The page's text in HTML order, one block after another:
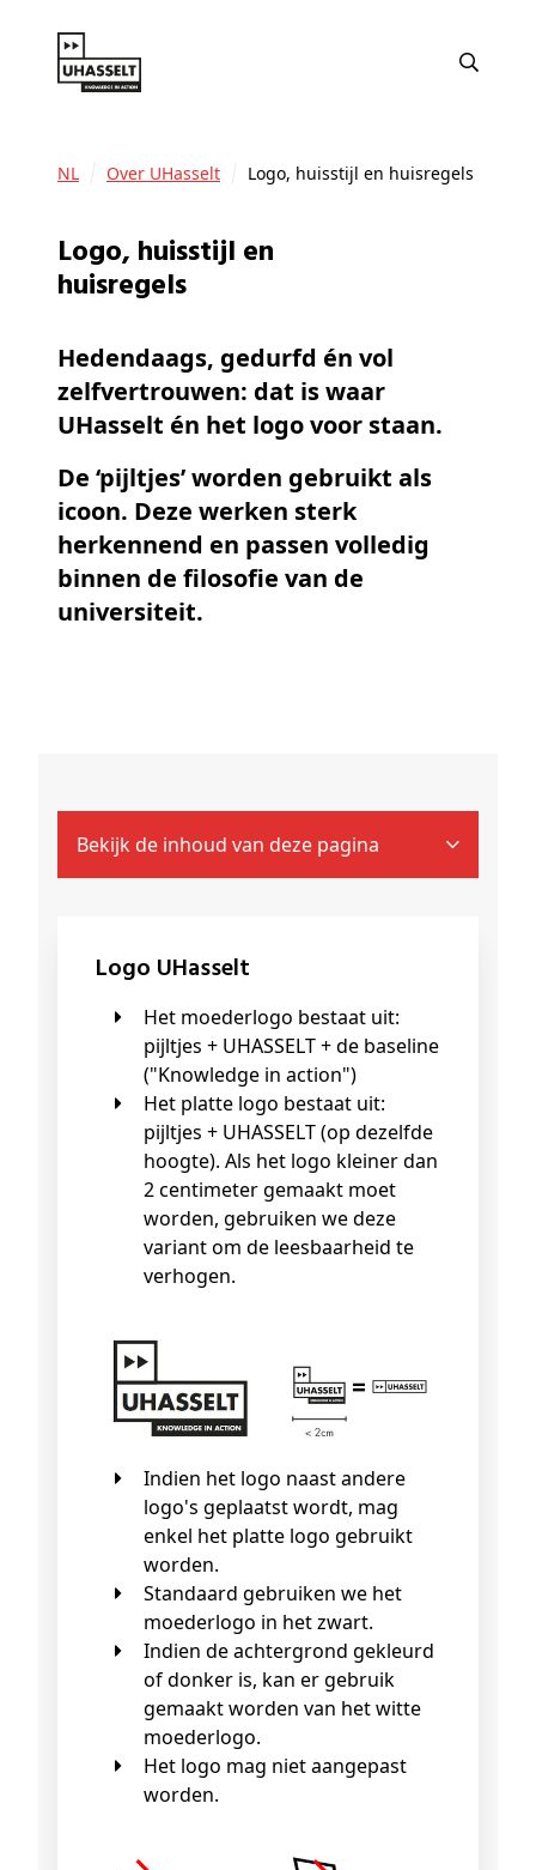
NL Over UHasselt Logo, huisstijl en huisregels
Logo, huisstijl en
huisregels
Hedendaags, gedurfd én vol
zelfvertrouwen: dat is waar
UHasselt én het logo voor staan.
De ‘pijltjes’ worden gebruikt als
icoon. Deze werken sterk
herkennend en passen volledig
binnen de filosofie van de
universiteit.
Bekijk de inhoud van deze pagina
Logo UHasselt
Het moederlogo bestaat uit:
pijltjes + UHASSELT + de baseline
("Knowledge in action")
Het platte logo bestaat uit:
pijltjes + UHASSELT (op dezelfde
hoogte). Als het logo kleiner dan
2 centimeter gemaakt moet
worden, gebruiken we deze
variant om de leesbaarheid te
verhogen.
Indien het logo naast andere
logo's geplaatst wordt, mag
enkel het platte logo gebruikt
worden.
Standaard gebruiken we het
moederlogo in het zwart.
Indien de achtergrond gekleurd
of donker is, kan er gebruik
gemaakt worden van het witte
moederlogo.
Het logo mag niet aangepast
worden.